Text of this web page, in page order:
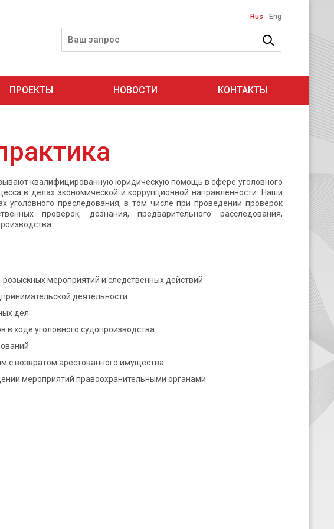
Rus Eng
ПРОЕКТЫ НОВОСТИ КОНТАКТЫ
квалифицированную юридическую помощь в сфере уголовного
в делах экономической и коррупционной направленности. Наши
уголовного преследования, в том числе при проведении проверок
проверок, дознания, предварительного расследования,
мероприятий и следственных действий
деятельности
дел
в ходе уголовного судопроизводства
с возвратом арестованного имущества
мероприятий правоохранительными органами